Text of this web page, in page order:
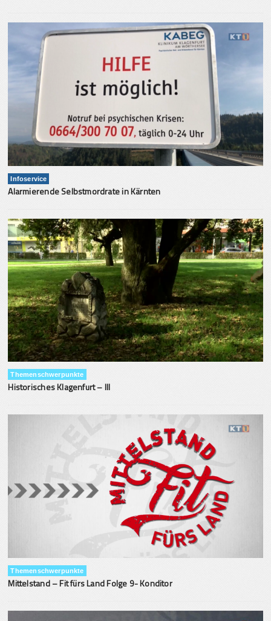
Infoservice
Alarmierende Selbstmordrate in Kärnten
Themenschwerpunkte
Historisches Klagenfurt – III
Themenschwerpunkte
Mittelstand – Fit fürs Land Folge 9- Konditor